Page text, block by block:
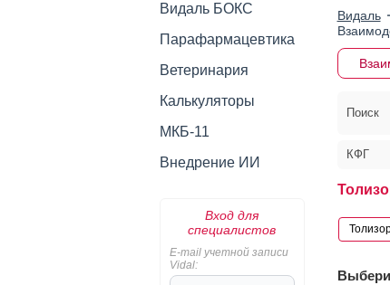
Видаль БОКС
Парафармацевтика
Ветеринария
Калькуляторы
МКБ-11
Внедрение ИИ
Вход для
специалистов
E-mail учетной записи
Vidal:
Видаль
Поиск
КФГ